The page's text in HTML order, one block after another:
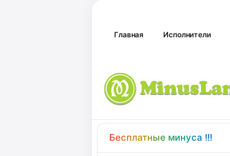
Главная Исполнители
Бесплатные минуса !!!